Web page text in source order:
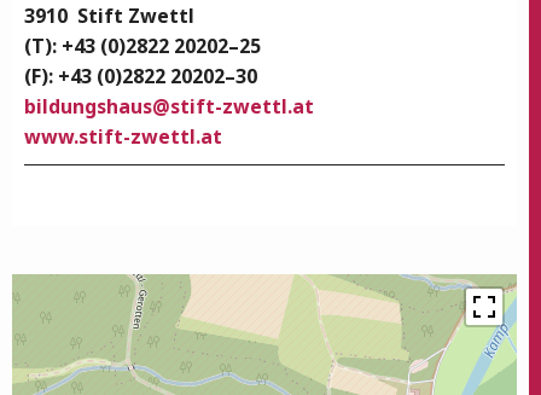
3910 Stift Zwettl
(T): +43 (0)2822 20202–25
(F): +43 (0)2822 20202–30
bildungshaus@stift-zwettl.at
www.stift-zwettl.at